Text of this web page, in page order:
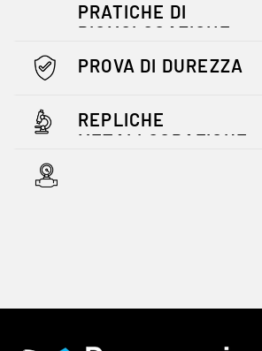
PRATICHE DI
RIOMOLOGAZIONE
PROVA DI DUREZZA
REPLICHE
METALLOGRAFICHE